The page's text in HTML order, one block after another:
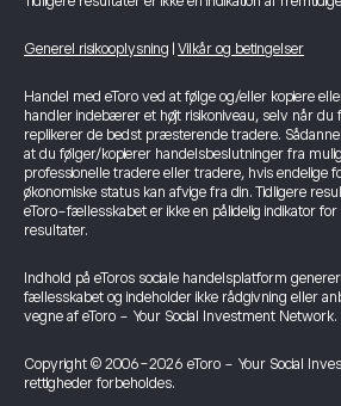
Generel risikooplysning Vilkår og betingelser
Handel med eToro ved at følge og/eller kopiere
handler indebærer et højt risikoniveau, selv når
replikerer de bedst præsterende tradere. Sådanne
at du følger/kopierer handelsbeslutninger fra
professionelle tradere eller tradere, hvis endelige
økonomiske status kan afvige fra din. Tidligere
eToro-fællesskabet er ikke en pålidelig indikator
resultater.
Indhold på eToros sociale handelsplatform
fællesskabet og indeholder ikke rådgivning eller
vegne af eToro - Your Social Investment Network.
Copyright © 2006-2026 eToro - Your Social
rettigheder forbeholdes.